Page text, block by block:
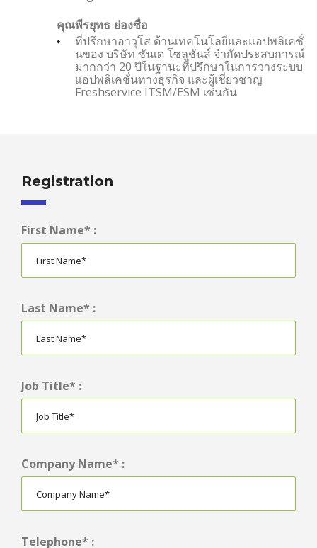
คุณพีรยุทธ ย่องซื่อ
ที่ปรึกษาอาวุโส ด้านเทคโนโลยีและแอปพลิเคชั่
นของ บริษัท ซันเด โซลูชันส์ จำกัดประสบการณ์
มากกว่า 20 ปีในฐานะที่ปรึกษาในการวางระบบ
แอปพลิเคชั่นทางธุรกิจ และผู้เชี่ยวชาญ
Freshservice ITSM/ESM เช่นกัน
Registration
First Name* :
Last Name* :
Job Title* :
Company Name* :
Telephone* :